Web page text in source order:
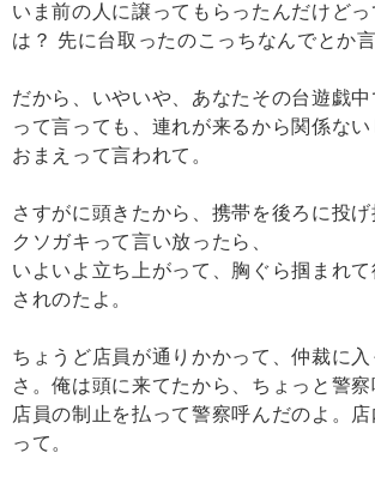
いま前の人に譲ってもらったんだけどっ
は？ 先に台取ったのこっちなんでとか
だから、いやいや、あなたその台遊戯中
って言っても、連れが来るから関係な
おまえって言われて。
さすがに頭きたから、携帯を後ろに投
クソガキって言い放ったら、
いよいよ立ち上がって、胸ぐら掴まれ
されのたよ。
ちょうど店員が通りかかって、仲裁に
さ。俺は頭に来てたから、ちょっと警察
店員の制止を払って警察呼んだのよ。
って。